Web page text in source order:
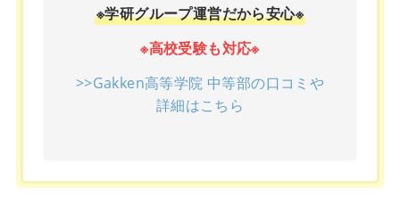
※学研グループ運営だから安心※
※高校受験も対応※
>>Gakken高等学院 中等部の口コミや
詳細はこちら